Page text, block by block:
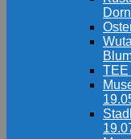
TEE